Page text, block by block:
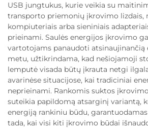
USB jungtukus, kurie veikia su
transporto priemonių įkrovimo lizdais,
kompiuteriais arba sieniniais
prieinami. Saulės energijos įkrovimo
vartotojams panaudoti atsinaujinančią
metu, užtikrindama, kad nešiojamoji
lemputė visada būtų įkrauta netgi
avarinėse situacijose, kai tradiciniai
neprieinami. Rankomis suktos
suteikia papildomą atsarginį variantą,
energiją rankiniu būdu,
tada, kai visi kiti įkrovimo būdai